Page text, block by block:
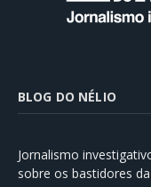
BLOG DO NÉLIO
Jornalismo
sobre os bastidores